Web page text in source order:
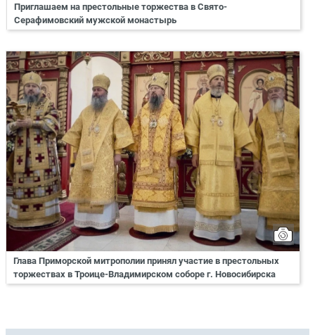
Приглашаем на престольные торжества в Свято-
Серафимовский мужской монастырь
Глава Приморской митрополии принял участие в престольных
торжествах в Троице-Владимирском соборе г. Новосибирска